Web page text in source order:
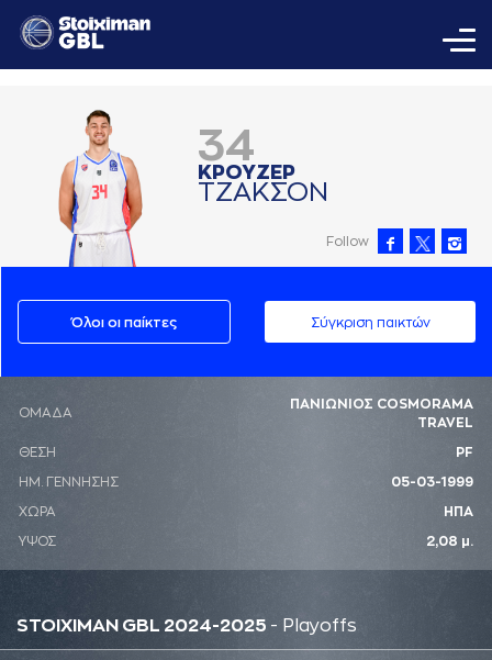
34
ΚΡΟΥΖΕΡ
ΤΖAΚΣΟΝ
Follow
Όλοι οι παίκτες Σύγκριση παικτών
ΟΜΑΔΑ
ΠΑΝΙΩΝΙΟΣ COSMORAMA
TRAVEL
ΘΕΣΗ PF
ΗΜ. ΓΕΝΝΗΣΗΣ 05-03-1999
ΧΩΡΑ ΗΠΑ
ΥΨΟΣ 2,08 μ.
STOIXIMAN GBL 2024-2025 - Playoffs